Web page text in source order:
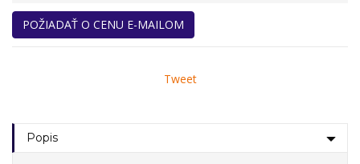
POŽIADAŤ O CENU E-MAILOM
Tweet
Popis